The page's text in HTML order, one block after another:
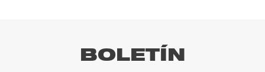
BOLETÍN